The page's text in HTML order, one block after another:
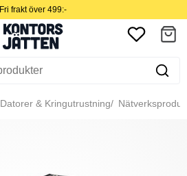
Fri frakt över 499:-
Datorer & Kringutrustning